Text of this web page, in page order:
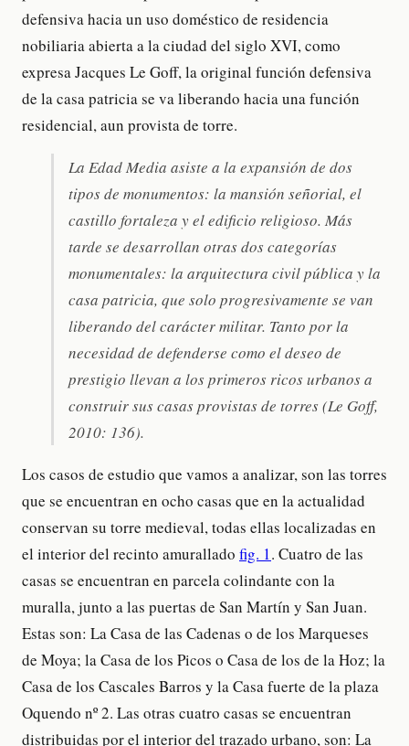
defensiva hacia un uso doméstico de residencia
nobiliaria abierta a la ciudad del siglo XVI, como
expresa Jacques Le Goff, la original función defensiva
de la casa patricia se va liberando hacia una función
residencial, aun provista de torre.
La Edad Media asiste a la expansión de dos
tipos de monumentos: la mansión señorial, el
castillo fortaleza y el edificio religioso. Más
tarde se desarrollan otras dos categorías
monumentales: la arquitectura civil pública y la
casa patricia, que solo progresivamente se van
liberando del carácter militar. Tanto por la
necesidad de defenderse como el deseo de
prestigio llevan a los primeros ricos urbanos a
construir sus casas provistas de torres (Le Goff,
2010: 136).
Los casos de estudio que vamos a analizar, son las torres
que se encuentran en ocho casas que en la actualidad
conservan su torre medieval, todas ellas localizadas en
el interior del recinto amurallado fig. 1. Cuatro de las
casas se encuentran en parcela colindante con la
muralla, junto a las puertas de San Martín y San Juan.
Estas son: La Casa de las Cadenas o de los Marqueses
de Moya; la Casa de los Picos o Casa de los de la Hoz; la
Casa de los Cascales Barros y la Casa fuerte de la plaza
Oquendo nº 2. Las otras cuatro casas se encuentran
distribuidas por el interior del trazado urbano, son: La